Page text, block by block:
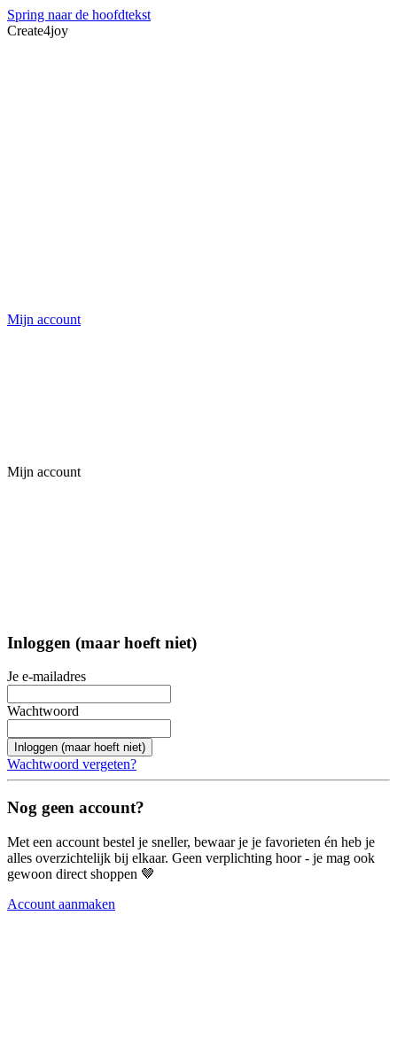
Spring naar de hoofdtekst
Create4joy
Mijn account
Mijn account
Inloggen (maar hoeft niet)
Je e-mailadres
Wachtwoord
Inloggen (maar hoeft niet)
Wachtwoord vergeten?
Nog geen account?
Met een account bestel je sneller, bewaar je je favorieten én heb je
alles overzichtelijk bij elkaar. Geen verplichting hoor - je mag ook
gewoon direct shoppen 🤎
Account aanmaken